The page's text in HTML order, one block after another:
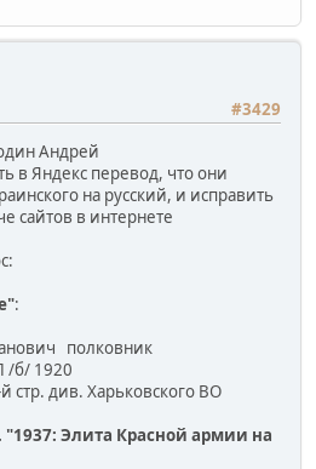
#3429
Андрей
в Яндекс перевод, что они
на русский, и исправить
сайтов в интернете
:
полковник
/б/ 1920
стр. див. Харьковского ВО
"1937: Элита Красной армии на